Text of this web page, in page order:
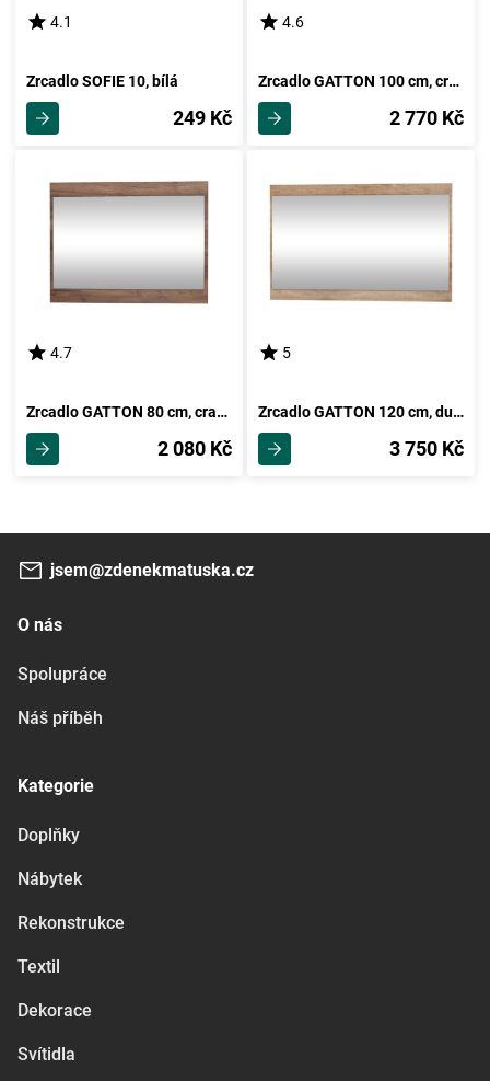
4.1
Zrcadlo SOFIE 10, bílá
249 Kč
4.6
Zrcadlo GATTON 100 cm, craft zlatý, 5 let záruka
2 770 Kč
4.7
Zrcadlo GATTON 80 cm, craft tobaco, 5 let záruka
2 080 Kč
5
Zrcadlo GATTON 120 cm, dub sonoma, 5 let záruka
3 750 Kč
jsem@zdenekmatuska.cz
O nás
Spolupráce
Náš příběh
Kategorie
Doplňky
Nábytek
Rekonstrukce
Textil
Dekorace
Svítidla